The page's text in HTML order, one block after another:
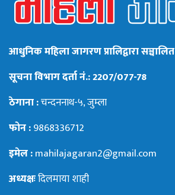
आधुनिक महिला जागरण प्रालिद्वारा सञ्चालित
सूचना विभाग दर्ता नं.: 2207/077-78
ठेगाना :चन्दननाथ-५, जुम्ला
फोन :9868336712
इमेल :mahilajagaran2@gmail.com
अध्यक्षःदिलमाया शाही